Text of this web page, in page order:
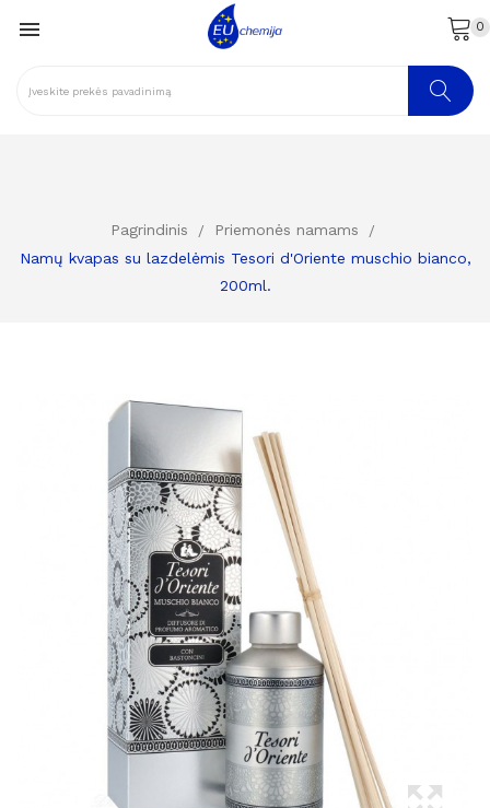
 0
Pagrindinis
Priemonės namams
Namų kvapas su lazdelėmis Tesori d'Oriente muschio bianco,
200ml.